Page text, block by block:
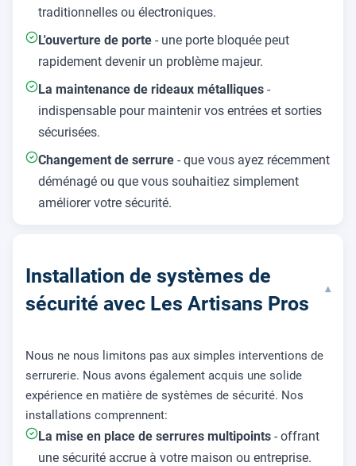
traditionnelles ou électroniques.
L'ouverture de porte - une porte bloquée peut
rapidement devenir un problème majeur.
La maintenance de rideaux métalliques -
indispensable pour maintenir vos entrées et sorties
sécurisées.
Changement de serrure - que vous ayez récemment
déménagé ou que vous souhaitiez simplement
améliorer votre sécurité.
Installation de systèmes de
sécurité avec Les Artisans Pros
▾
Nous ne nous limitons pas aux simples interventions de
serrurerie. Nous avons également acquis une solide
expérience en matière de systèmes de sécurité. Nos
installations comprennent:
La mise en place de serrures multipoints - offrant
une sécurité accrue à votre maison ou entreprise.